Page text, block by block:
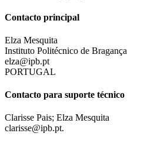
Contacto principal
Elza Mesquita
Instituto Politécnico de Bragança
elza@ipb.pt
PORTUGAL
Contacto para suporte técnico
Clarisse Pais; Elza Mesquita
clarisse@ipb.pt.